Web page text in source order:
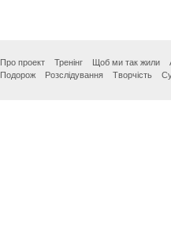
Про проект Тренінг Щоб ми так жили
Подорож
Розслідування Творчість